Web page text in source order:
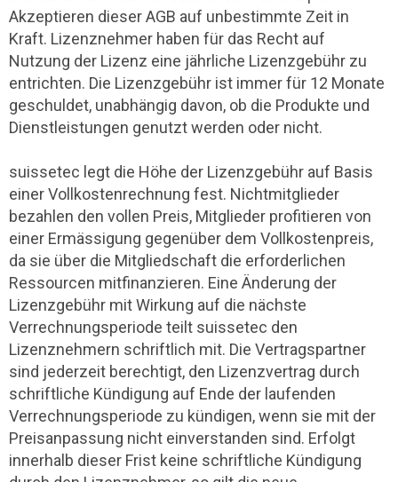
Akzeptieren dieser AGB auf unbestimmte Zeit in
Kraft. Lizenznehmer haben für das Recht auf
Nutzung der Lizenz eine jährliche Lizenzgebühr zu
entrichten. Die Lizenzgebühr ist immer für 12 Monate
geschuldet, unabhängig davon, ob die Produkte und
Dienstleistungen genutzt werden oder nicht.
suissetec legt die Höhe der Lizenzgebühr auf Basis
einer Vollkostenrechnung fest. Nichtmitglieder
bezahlen den vollen Preis, Mitglieder profitieren von
einer Ermässigung gegenüber dem Vollkostenpreis,
da sie über die Mitgliedschaft die erforderlichen
Ressourcen mitfinanzieren. Eine Änderung der
Lizenzgebühr mit Wirkung auf die nächste
Verrechnungsperiode teilt suissetec den
Lizenznehmern schriftlich mit. Die Vertragspartner
sind jederzeit berechtigt, den Lizenzvertrag durch
schriftliche Kündigung auf Ende der laufenden
Verrechnungsperiode zu kündigen, wenn sie mit der
Preisanpassung nicht einverstanden sind. Erfolgt
innerhalb dieser Frist keine schriftliche Kündigung